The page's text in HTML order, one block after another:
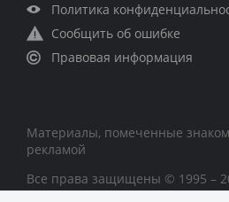
Политика
Сообщить об ошибке
Правовая информация
Материалы, помеченные
рекламой
Все права защищены © 1995 –